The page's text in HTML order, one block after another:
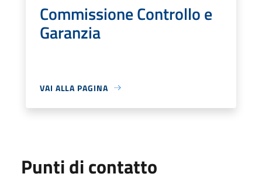
Commissione Controllo e
Garanzia
VAI ALLA PAGINA
Punti di contatto